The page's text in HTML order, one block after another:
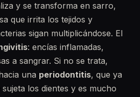
y se transforma en sarro,
que irrita los tejidos y
sigan multiplicándose. El
: encías inflamadas,
a sangrar. Si no se trata,
una periodontitis, que ya
los dientes y es mucho